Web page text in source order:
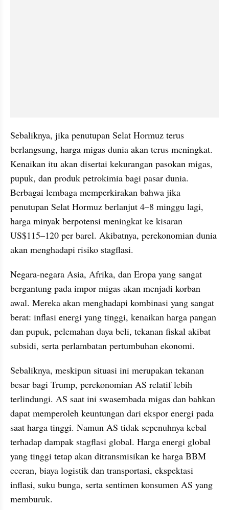
Sebaliknya, jika penutupan Selat Hormuz terus
berlangsung, harga migas dunia akan terus meningkat.
Kenaikan itu akan disertai kekurangan pasokan migas,
pupuk, dan produk petrokimia bagi pasar dunia.
Berbagai lembaga memperkirakan bahwa jika
penutupan Selat Hormuz berlanjut 4–8 minggu lagi,
harga minyak berpotensi meningkat ke kisaran
US$115–120 per barel. Akibatnya, perekonomian dunia
akan menghadapi risiko stagflasi.
Negara-negara Asia, Afrika, dan Eropa yang sangat
bergantung pada impor migas akan menjadi korban
awal. Mereka akan menghadapi kombinasi yang sangat
berat: inflasi energi yang tinggi, kenaikan harga pangan
dan pupuk, pelemahan daya beli, tekanan fiskal akibat
subsidi, serta perlambatan pertumbuhan ekonomi.
Sebaliknya, meskipun situasi ini merupakan tekanan
besar bagi Trump, perekonomian AS relatif lebih
terlindungi. AS saat ini swasembada migas dan bahkan
dapat memperoleh keuntungan dari ekspor energi pada
saat harga tinggi. Namun AS tidak sepenuhnya kebal
terhadap dampak stagflasi global. Harga energi global
yang tinggi tetap akan ditransmisikan ke harga BBM
eceran, biaya logistik dan transportasi, ekspektasi
inflasi, suku bunga, serta sentimen konsumen AS yang
memburuk.